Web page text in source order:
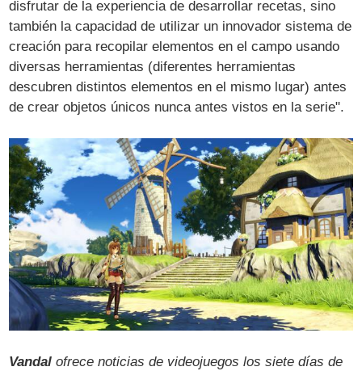
disfrutar de la experiencia de desarrollar recetas, sino
también la capacidad de utilizar un innovador sistema de
creación para recopilar elementos en el campo usando
diversas herramientas (diferentes herramientas
descubren distintos elementos en el mismo lugar) antes
de crear objetos únicos nunca antes vistos en la serie".
Vandal ofrece noticias de videojuegos los siete días de